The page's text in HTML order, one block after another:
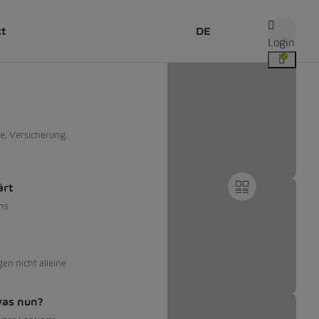
Versicherung,
nicht alleine
nun?
DE
Login